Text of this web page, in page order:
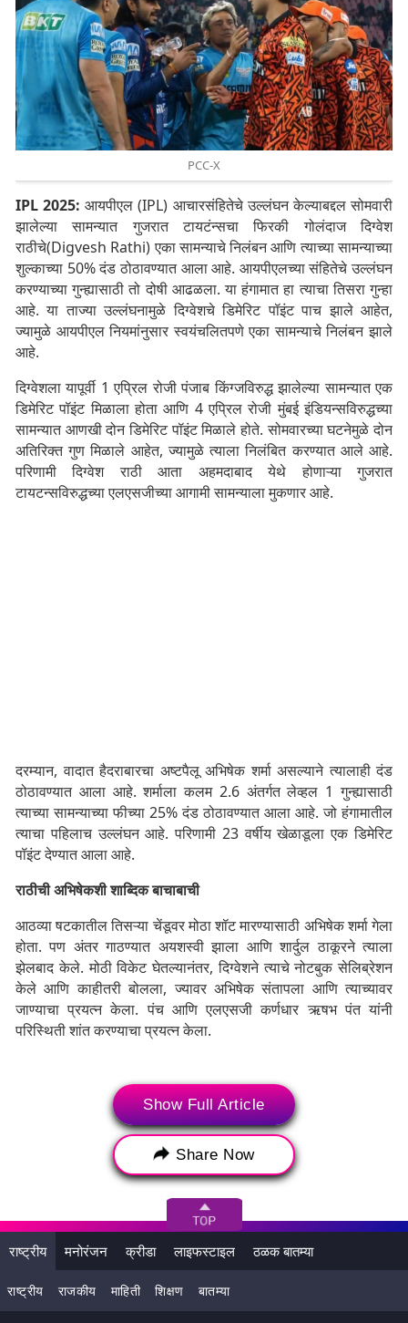
PCC-X
IPL 2025: आयपीएल (IPL) आचारसंहितेचे उल्लंघन केल्याबद्दल सोमवारी
झालेल्या सामन्यात गुजरात टायटंन्सचा फिरकी गोलंदाज दिग्वेश
राठीचे(Digvesh Rathi) एका सामन्याचे निलंबन आणि त्याच्या सामन्याच्या
शुल्काच्या 50% दंड ठोठावण्यात आला आहे. आयपीएलच्या संहितेचे उल्लंघन
करण्याच्या गुन्ह्यासाठी तो दोषी आढळला. या हंगामात हा त्याचा तिसरा गुन्हा
आहे. या ताज्या उल्लंघनामुळे दिग्वेशचे डिमेरिट पॉइंट पाच झाले आहेत,
ज्यामुळे आयपीएल नियमांनुसार स्वयंचलितपणे एका सामन्याचे निलंबन झाले
आहे.
दिग्वेशला यापूर्वी 1 एप्रिल रोजी पंजाब किंग्जविरुद्ध झालेल्या सामन्यात एक
डिमेरिट पॉइंट मिळाला होता आणि 4 एप्रिल रोजी मुंबई इंडियन्सविरुद्धच्या
सामन्यात आणखी दोन डिमेरिट पॉइंट मिळाले होते. सोमवारच्या घटनेमुळे दोन
अतिरिक्त गुण मिळाले आहेत, ज्यामुळे त्याला निलंबित करण्यात आले आहे.
परिणामी दिग्वेश राठी आता अहमदाबाद येथे होणाऱ्या गुजरात
टायटन्सविरुद्धच्या एलएसजीच्या आगामी सामन्याला मुकणार आहे.
दरम्यान, वादात हैदराबारचा अष्टपैलू अभिषेक शर्मा असल्याने त्यालाही दंड
ठोठावण्यात आला आहे. शर्माला कलम 2.6 अंतर्गत लेव्हल 1 गुन्ह्यासाठी
त्याच्या सामन्याच्या फीच्या 25% दंड ठोठावण्यात आला आहे. जो हंगामातील
त्याचा पहिलाच उल्लंघन आहे. परिणामी 23 वर्षीय खेळाडूला एक डिमेरिट
पॉइंट देण्यात आला आहे.
राठीची अभिषेकशी शाब्दिक बाचाबाची
आठव्या षटकातील तिसऱ्या चेंडूवर मोठा शॉट मारण्यासाठी अभिषेक शर्मा गेला
होता. पण अंतर गाठण्यात अयशस्वी झाला आणि शार्दुल ठाकूरने त्याला
झेलबाद केले. मोठी विकेट घेतल्यानंतर, दिग्वेशने त्याचे नोटबुक सेलिब्रेशन
केले आणि काहीतरी बोलला, ज्यावर अभिषेक संतापला आणि त्याच्यावर
जाण्याचा प्रयत्न केला. पंच आणि एलएसजी कर्णधार ऋषभ पंत यांनी
परिस्थिती शांत करण्याचा प्रयत्न केला.
Show Full Article
Share Now
राष्ट्रीय मनोरंजन क्रीडा लाइफस्टाइल ठळक बातम्या
राष्ट्रीय राजकीय माहिती शिक्षण बातम्या